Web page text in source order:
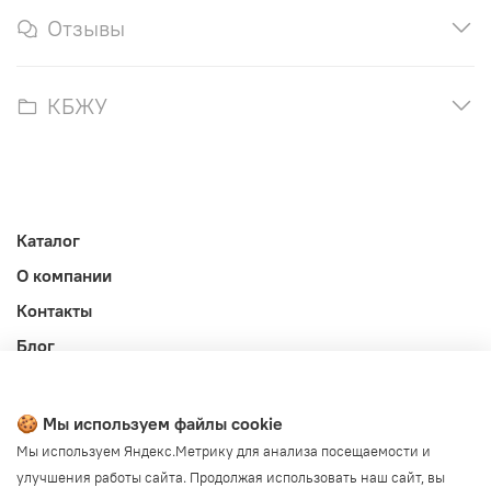
Отзывы
КБЖУ
Каталог
О компании
Контакты
Блог
Публичная оферта
Политика конфиденциальности и обработки ПД
Согласие на обработку ПД
🍪 Мы используем файлы cookie
Мы используем Яндекс.Метрику для анализа посещаемости и
улучшения работы сайта. Продолжая использовать наш сайт, вы